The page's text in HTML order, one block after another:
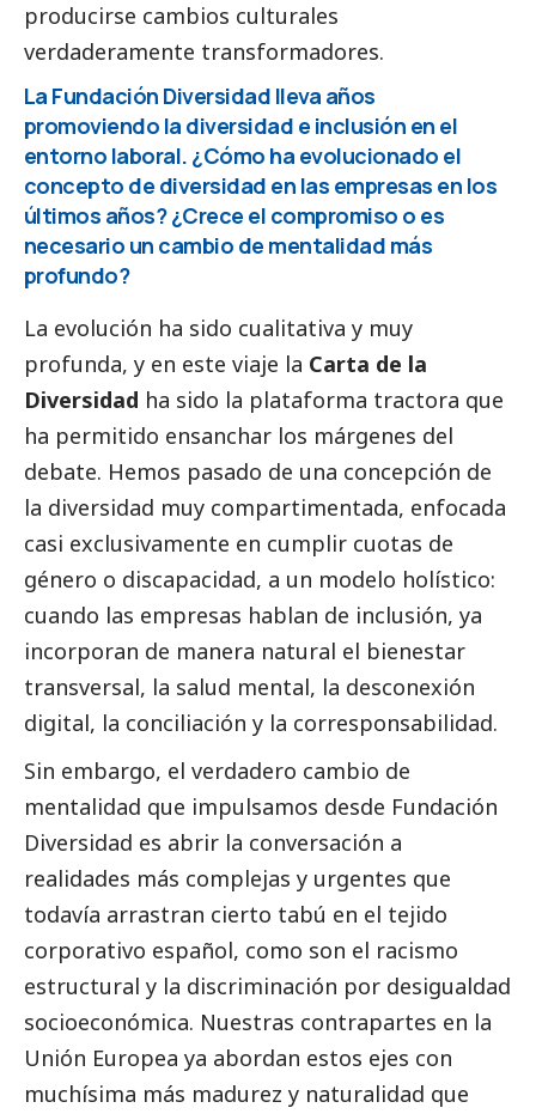
producirse cambios culturales
verdaderamente transformadores.
La Fundación Diversidad lleva años
promoviendo la diversidad e inclusión en el
entorno laboral. ¿Cómo ha evolucionado el
concepto de diversidad en las empresas en los
últimos años? ¿Crece el compromiso o es
necesario un cambio de mentalidad más
profundo?
La evolución ha sido cualitativa y muy
profunda, y en este viaje la Carta de la
Diversidad ha sido la plataforma tractora que
ha permitido ensanchar los márgenes del
debate. Hemos pasado de una concepción de
la diversidad muy compartimentada, enfocada
casi exclusivamente en cumplir cuotas de
género o discapacidad, a un modelo holístico:
cuando las empresas hablan de inclusión, ya
incorporan de manera natural el bienestar
transversal, la salud mental, la desconexión
digital, la conciliación y la corresponsabilidad.
Sin embargo, el verdadero cambio de
mentalidad que impulsamos desde Fundación
Diversidad es abrir la conversación a
realidades más complejas y urgentes que
todavía arrastran cierto tabú en el tejido
corporativo español, como son el racismo
estructural y la discriminación por desigualdad
socioeconómica. Nuestras contrapartes en la
Unión Europea ya abordan estos ejes con
muchísima más madurez y naturalidad que